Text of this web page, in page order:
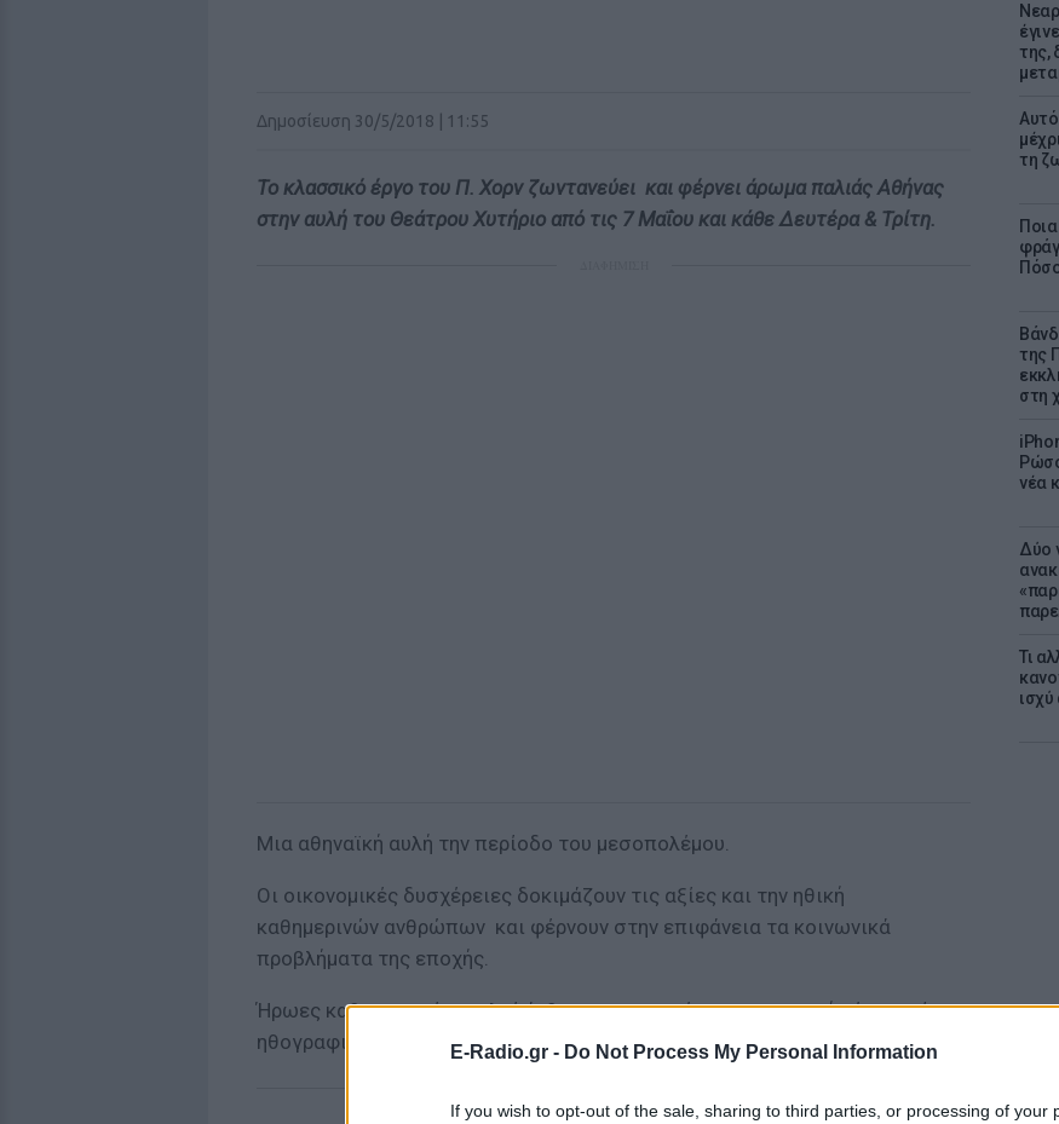
E-Radio.gr - Do Not Process My Personal Information
If you wish to opt-out of the sale, sharing to third parties, or processing of your
της,
τη
της
στη
νέα
Δύο
Τι
Δημοσίευση 30/5/2018 | 11:55
Το κλασσικό έργο του Π. Χορν ζωντανεύει και φέρνει άρωμα παλιάς Αθήνας
στην αυλή του Θεάτρου Χυτήριο από τις 7 Μαΐου και κάθε Δευτέρα & Τρίτη.
Μια αθηναϊκή αυλή την περίοδο του μεσοπολέμου.
Οι οικονομικές δυσχέρειες δοκιμάζουν τις αξίες και την ηθική
καθημερινών ανθρώπων και φέρνουν στην επιφάνεια τα κοινωνικά
προβλήματα της εποχής.
Ήρωες καθημερινοί – απλοί άνθρωποι μεταφέρουν την εποχή μέσα από την
ηθογραφική ματιά του συγγραφέα.